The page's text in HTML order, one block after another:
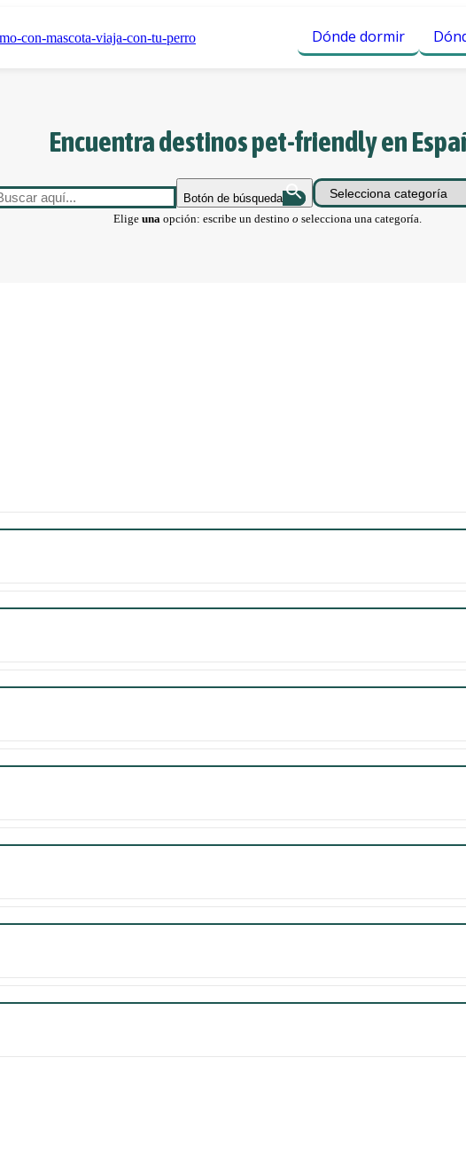
Dónde dormir
Encuentra destinos pet-friendly en
Botón de búsqueda
Elige una opción: escribe un destino o selecciona una categoría.